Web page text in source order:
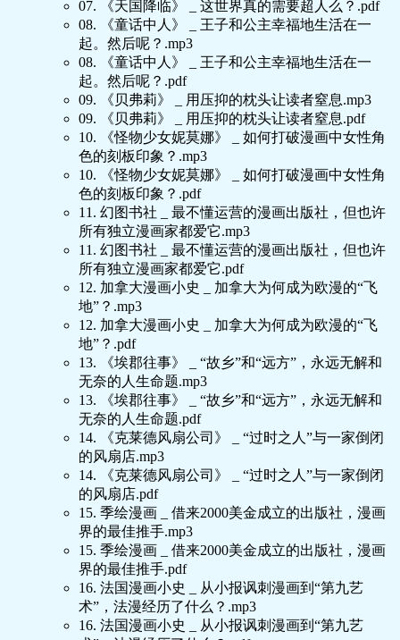
07. 《天国降临》 _ 这世界真的需要超人么？.pdf
08. 《童话中人》 _ 王子和公主幸福地生活在一
起。然后呢？.mp3
08. 《童话中人》 _ 王子和公主幸福地生活在一
起。然后呢？.pdf
09. 《贝弗莉》 _ 用压抑的枕头让读者窒息.mp3
09. 《贝弗莉》 _ 用压抑的枕头让读者窒息.pdf
10. 《怪物少女妮莫娜》 _ 如何打破漫画中女性角
色的刻板印象？.mp3
10. 《怪物少女妮莫娜》 _ 如何打破漫画中女性角
色的刻板印象？.pdf
11. 幻图书社 _ 最不懂运营的漫画出版社，但也许
所有独立漫画家都爱它.mp3
11. 幻图书社 _ 最不懂运营的漫画出版社，但也许
所有独立漫画家都爱它.pdf
12. 加拿大漫画小史 _ 加拿大为何成为欧漫的“飞
地”？.mp3
12. 加拿大漫画小史 _ 加拿大为何成为欧漫的“飞
地”？.pdf
13. 《埃郡往事》 _ “故乡”和“远方”，永远无解和
无奈的人生命题.mp3
13. 《埃郡往事》 _ “故乡”和“远方”，永远无解和
无奈的人生命题.pdf
14. 《克莱德风扇公司》 _ “过时之人”与一家倒闭
的风扇店.mp3
14. 《克莱德风扇公司》 _ “过时之人”与一家倒闭
的风扇店.pdf
15. 季绘漫画 _ 借来2000美金成立的出版社，漫画
界的最佳推手.mp3
15. 季绘漫画 _ 借来2000美金成立的出版社，漫画
界的最佳推手.pdf
16. 法国漫画小史 _ 从小报讽刺漫画到“第九艺
术”，法漫经历了什么？.mp3
16. 法国漫画小史 _ 从小报讽刺漫画到“第九艺